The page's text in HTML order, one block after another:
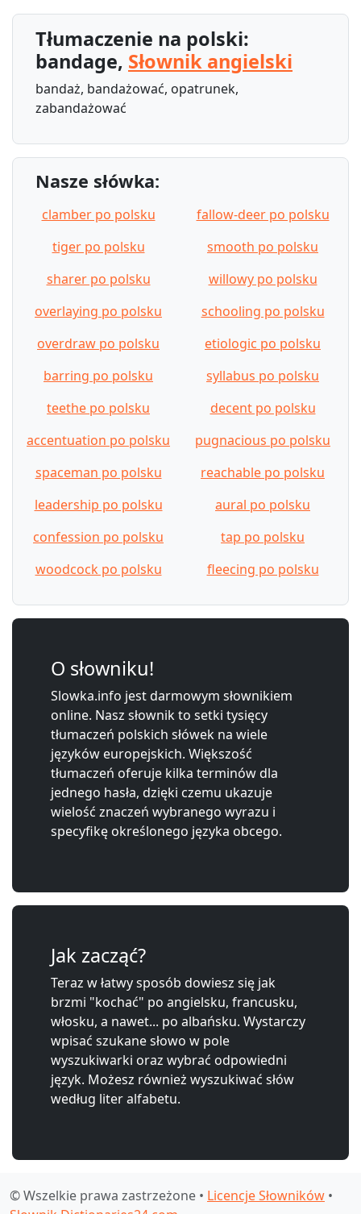
Tłumaczenie na polski:
bandage, Słownik angielski
bandaż, bandażować, opatrunek,
zabandażować
Nasze słówka:
clamber po polsku
fallow-deer po polsku
tiger po polsku
smooth po polsku
sharer po polsku
willowy po polsku
overlaying po polsku
schooling po polsku
overdraw po polsku
etiologic po polsku
barring po polsku
syllabus po polsku
teethe po polsku
decent po polsku
accentuation po polsku
pugnacious po polsku
spaceman po polsku
reachable po polsku
leadership po polsku
aural po polsku
confession po polsku
tap po polsku
woodcock po polsku
fleecing po polsku
O słowniku!
Slowka.info jest darmowym słownikiem
online. Nasz słownik to setki tysięcy
tłumaczeń polskich słówek na wiele
języków europejskich. Większość
tłumaczeń oferuje kilka terminów dla
jednego hasła, dzięki czemu ukazuje
wielość znaczeń wybranego wyrazu i
specyfikę określonego języka obcego.
Jak zacząć?
Teraz w łatwy sposób dowiesz się jak
brzmi "kochać" po angielsku, francusku,
włosku, a nawet... po albańsku. Wystarczy
wpisać szukane słowo w pole
wyszukiwarki oraz wybrać odpowiedni
język. Możesz również wyszukiwać słów
według liter alfabetu.
© Wszelkie prawa zastrzeżone • Licencje Słowników •